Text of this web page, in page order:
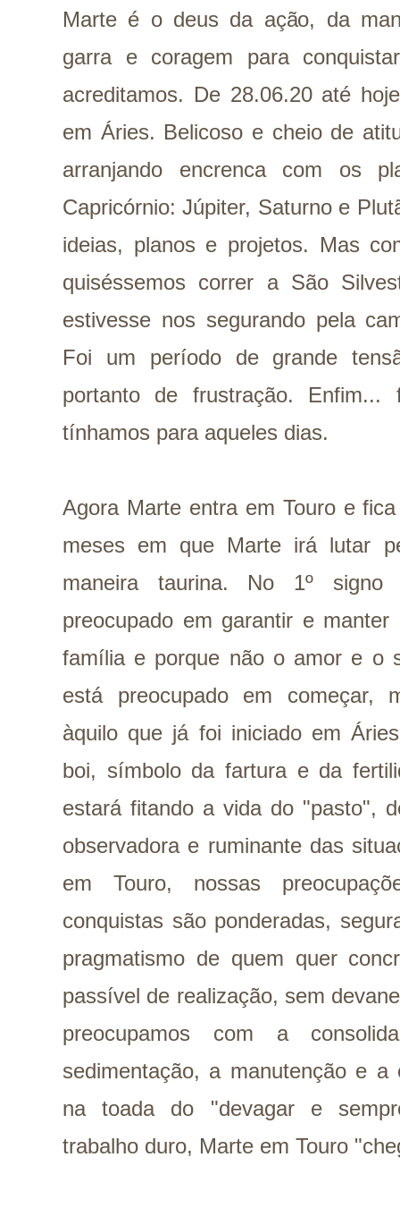
Marte é o deus da ação, da
garra e coragem para
acreditamos. De 28.06.20 até
em Áries. Belicoso e cheio de
arranjando encrenca com os
Capricórnio: Júpiter, Saturno e
ideias, planos e projetos. Mas
quiséssemos correr a São
estivesse nos segurando pela
Foi um período de grande
portanto de frustração.
tínhamos para aqueles dias.
Agora Marte entra em Touro e
meses em que Marte irá lutar
maneira taurina. No 1º
preocupado em garantir e
família e porque não o amor e o
está preocupado em começar,
àquilo que já foi iniciado em
boi, símbolo da fartura e da
estará fitando a vida do "pasto",
observadora e ruminante das
em Touro, nossas
conquistas são ponderadas,
pragmatismo de quem quer
passível de realização, sem
preocupamos com a
sedimentação, a manutenção e
na toada do "devagar e
trabalho duro, Marte em Touro